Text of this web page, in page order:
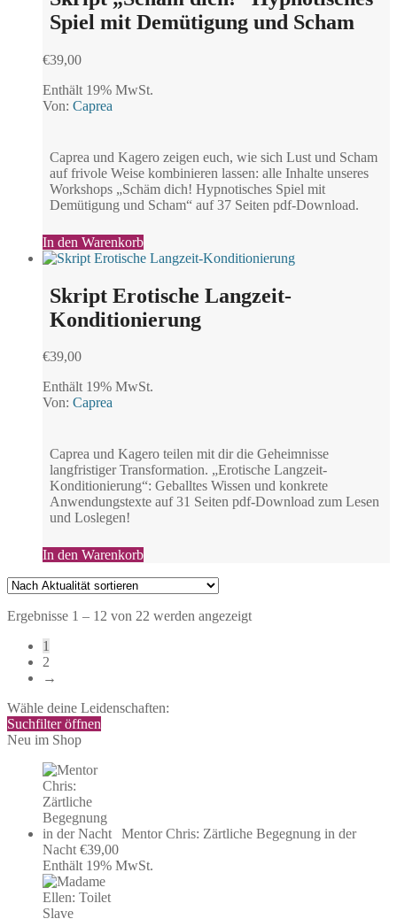
Spiel mit Demütigung und Scham
€39,00
Enthält 19% MwSt.
Von: Caprea
Caprea und Kagero zeigen euch, wie sich Lust und Scham
auf frivole Weise kombinieren lassen: alle Inhalte unseres
Workshops „Schäm dich! Hypnotisches Spiel mit
Demütigung und Scham“ auf 37 Seiten pdf-Download.
In den Warenkorb
Skript Erotische Langzeit-
Konditionierung
€39,00
Enthält 19% MwSt.
Von: Caprea
Caprea und Kagero teilen mit dir die Geheimnisse
langfristiger Transformation. „Erotische Langzeit-
Konditionierung“: Geballtes Wissen und konkrete
Anwendungstexte auf 31 Seiten pdf-Download zum Lesen
und Loslegen!
In den Warenkorb
Ergebnisse 1 – 12 von 22 werden angezeigtNach
1
2
→
Wähle deine Leidenschaften:
Suchfilter öffnen
Neu im Shop
Mentor Chris: Zärtliche Begegnung in der
Nacht €39,00
Enthält 19% MwSt.